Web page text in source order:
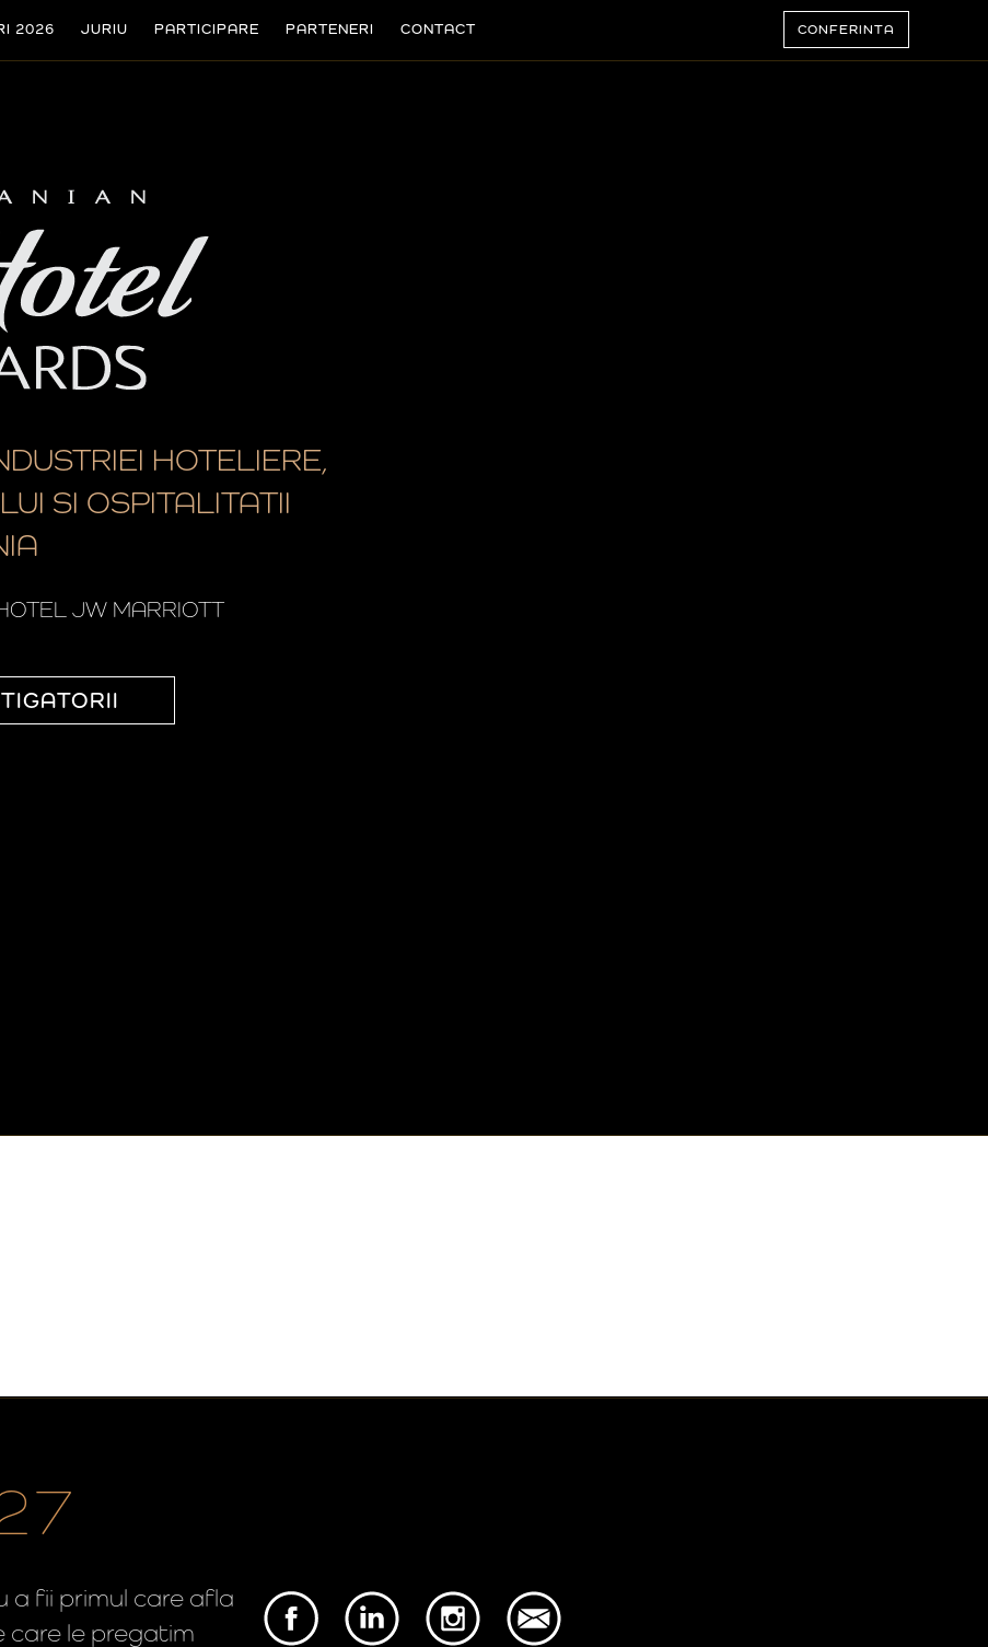
2026 JURIU PARTICIPARE PARTENERI CONTACT CONFERINTA
HOTELIERE,
SI OSPITALITATII
JW MARRIOTT
a fii primul care afla
care le pregatim